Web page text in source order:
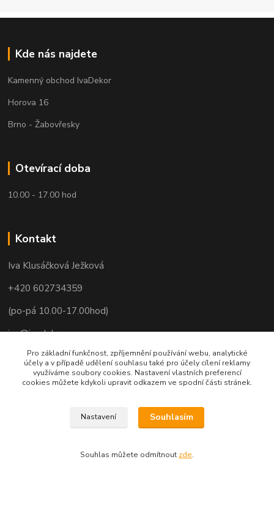
Kde nás najdete
Kamenný obchod IvaDekor
Horova 16
Brno - Žabovřesky
Otevírací doba
10.00 - 17.00 hod
Kontakt
Iva Klusáčková Ježková
+420 602734359
(po-pá 10.00-17.00hod)
iva@ivadekor.cz
Pro základní funkčnost, zpříjemnění používání webu, analytické
účely a v případě udělení souhlasu také pro účely cílení reklamy
využíváme soubory cookies. Nastavení vlastních preferencí
cookies můžete kdykoli upravit odkazem ve spodní části stránek.
Nastavení Souhlasím
Souhlas můžete odmítnout zde.